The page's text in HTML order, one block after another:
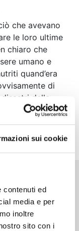
sui cookie
contenuti ed
media e per
inoltre
sito con i
che avevano
le loro ultime
chiaro che
umano e
quand’era
di
della
catastrofe? La
i kaiju raggiunge